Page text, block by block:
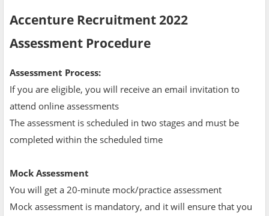
Accenture Recruitment 2022
Assessment Procedure
Assessment Process:
If you are eligible, you will receive an email invitation to
attend online assessments
The assessment is scheduled in two stages and must be
completed within the scheduled time
Mock Assessment
You will get a 20-minute mock/practice assessment
Mock assessment is mandatory, and it will ensure that you